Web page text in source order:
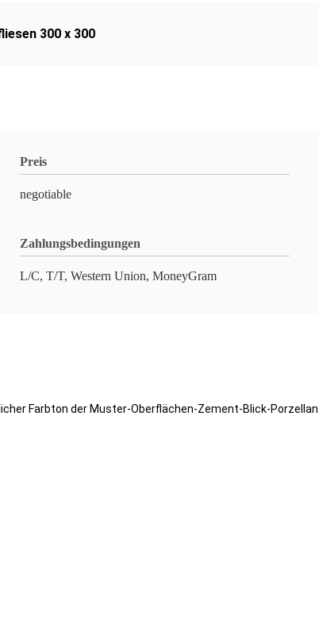
300 x 300
Preis
negotiable
Zahlungsbedingungen
L/C, T/T, Western Union, MoneyGram
Farbton der Muster-Oberflächen-Zement-Blick-